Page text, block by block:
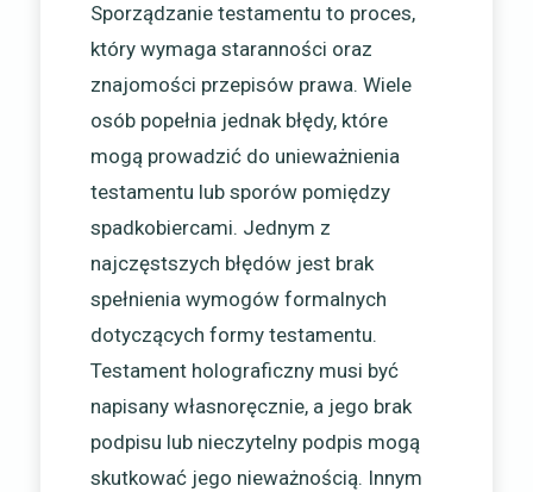
Sporządzanie testamentu to proces,
który wymaga staranności oraz
znajomości przepisów prawa. Wiele
osób popełnia jednak błędy, które
mogą prowadzić do unieważnienia
testamentu lub sporów pomiędzy
spadkobiercami. Jednym z
najczęstszych błędów jest brak
spełnienia wymogów formalnych
dotyczących formy testamentu.
Testament holograficzny musi być
napisany własnoręcznie, a jego brak
podpisu lub nieczytelny podpis mogą
skutkować jego nieważnością. Innym